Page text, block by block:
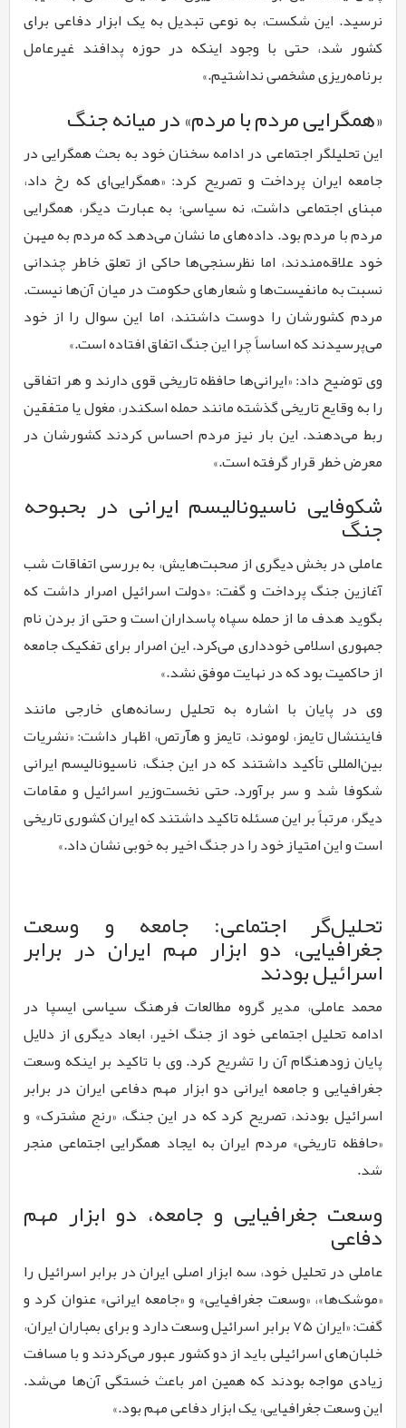
نرسید. این شکست، به نوعی تبدیل به یک ابزار دفاعی برای
کشور شد، حتی با وجود اینکه در حوزه پدافند غیرعامل
برنامه‌ریزی مشخصی نداشتیم.»
«همگرایی مردم با مردم» در میانه جنگ
این تحلیلگر اجتماعی در ادامه سخنان خود به بحث همگرایی در
جامعه ایران پرداخت و تصریح کرد: «همگرایی‌ای که رخ داد،
مبنای اجتماعی داشت، نه سیاسی؛ به عبارت دیگر، همگرایی
مردم با مردم بود. داده‌های ما نشان می‌دهد که مردم به میهن
خود علاقه‌مندند، اما نظرسنجی‌ها حاکی از تعلق خاطر چندانی
نسبت به مانفیست‌ها و شعارهای حکومت در میان آن‌ها نیست.
مردم کشورشان را دوست داشتند، اما این سوال را از خود
می‌پرسیدند که اساساً چرا این جنگ اتفاق افتاده است.»
وی توضیح داد: «ایرانی‌ها حافظه تاریخی قوی دارند و هر اتفاقی
را به وقایع تاریخی گذشته مانند حمله اسکندر، مغول یا متفقین
ربط می‌دهند. این بار نیز مردم احساس کردند کشورشان در
معرض خطر قرار گرفته است.»
شکوفایی ناسیونالیسم ایرانی در بحبوحه
جنگ
عاملی در بخش دیگری از صحبت‌هایش، به بررسی اتفاقات شب
آغازین جنگ پرداخت و گفت: «دولت اسرائیل اصرار داشت که
بگوید هدف ما از حمله سپاه پاسداران است و حتی از بردن نام
جمهوری اسلامی خودداری می‌کرد. این اصرار برای تفکیک جامعه
از حاکمیت بود که در نهایت موفق نشد.»
وی در پایان با اشاره به تحلیل رسانه‌های خارجی مانند
فایننشال تایمز، لوموند، تایمز و هآرتص، اظهار داشت: «نشریات
بین‌المللی تأکید داشتند که در این جنگ، ناسیونالیسم ایرانی
شکوفا شد و سر برآورد. حتی نخست‌وزیر اسرائیل و مقامات
دیگر، مرتباً بر این مسئله تاکید داشتند که ایران کشوری تاریخی
است و این امتیاز خود را در جنگ اخیر به خوبی نشان داد.»
تحلیل‌گر اجتماعی: جامعه و وسعت
جغرافیایی، دو ابزار مهم ایران در برابر
اسرائیل بودند
محمد عاملی، مدیر گروه مطالعات فرهنگ سیاسی ایسپا در
ادامه تحلیل اجتماعی خود از جنگ اخیر، ابعاد دیگری از دلایل
پایان زودهنگام آن را تشریح کرد. وی با تاکید بر اینکه وسعت
جغرافیایی و جامعه ایرانی دو ابزار مهم دفاعی ایران در برابر
اسرائیل بودند، تصریح کرد که در این جنگ، «رنج مشترک» و
«حافظه تاریخی» مردم ایران به ایجاد همگرایی اجتماعی منجر
شد.
وسعت جغرافیایی و جامعه، دو ابزار مهم
دفاعی
عاملی در تحلیل خود، سه ابزار اصلی ایران در برابر اسرائیل را
«موشک‌ها»، «وسعت جغرافیایی» و «جامعه ایرانی» عنوان کرد و
گفت: «ایران ۷۵ برابر اسرائیل وسعت دارد و برای بمباران ایران،
خلبان‌های اسرائیلی باید از دو کشور عبور می‌کردند و با مسافت
زیادی مواجه بودند که همین امر باعث خستگی آن‌ها می‌شد.
این وسعت جغرافیایی، یک ابزار دفاعی مهم بود.»